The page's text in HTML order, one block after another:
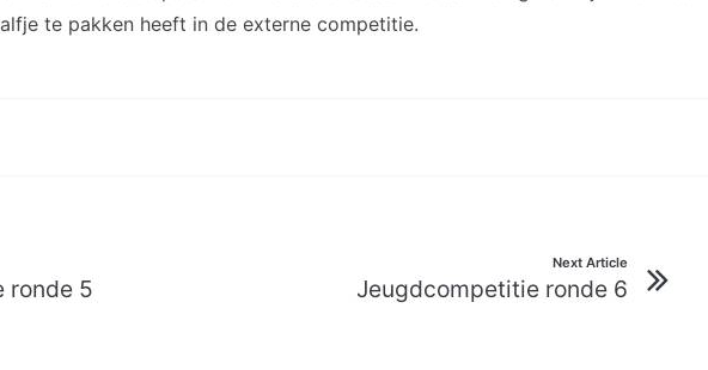
te pakken heeft in de externe competitie.
ronde 5
Next Article
Jeugdcompetitie ronde 6